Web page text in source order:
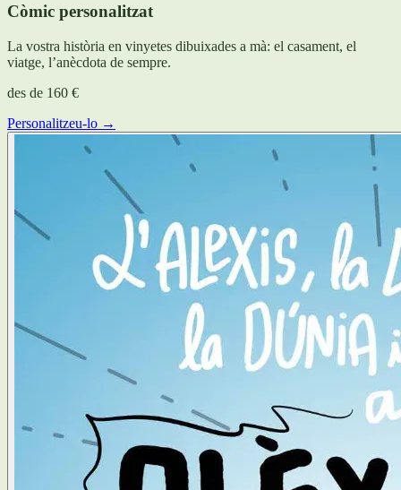
Còmic personalitzat
La vostra història en vinyetes dibuixades a mà: el casament, el
viatge, l’anècdota de sempre.
des de 160 €
Personalitzeu-lo →